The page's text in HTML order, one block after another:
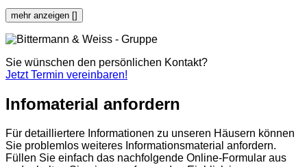
mehr anzeigen []
Sie wünschen den persönlichen Kontakt?
Jetzt Termin vereinbaren!
Infomaterial anfordern
Für detailliertere Informationen zu unseren Häusern können
Sie problemlos weiteres Informationsmaterial anfordern.
Füllen Sie einfach das nachfolgende Online-Formular aus